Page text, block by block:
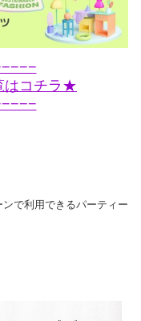
はコチラ★
で利用できるパーティー